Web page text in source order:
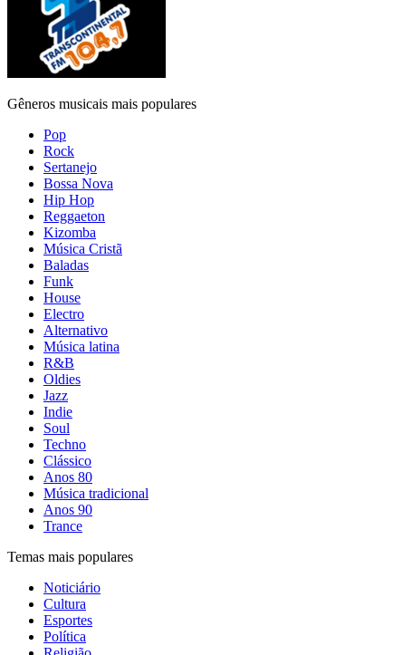
Gêneros musicais mais populares
Pop
Rock
Sertanejo
Bossa Nova
Hip Hop
Reggaeton
Kizomba
Música Cristã
Baladas
Funk
House
Electro
Alternativo
Música latina
R&B
Oldies
Jazz
Indie
Soul
Techno
Clássico
Anos 80
Música tradicional
Anos 90
Trance
Temas mais populares
Noticiário
Cultura
Esportes
Política